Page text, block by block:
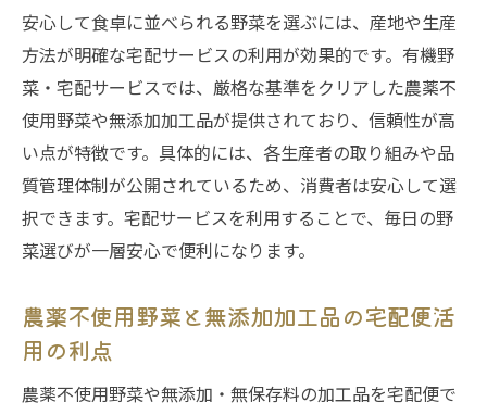
安心して食卓に並べられる野菜を選ぶには、産地や生産
方法が明確な宅配サービスの利用が効果的です。有機野
菜・宅配サービスでは、厳格な基準をクリアした農薬不
使用野菜や無添加加工品が提供されており、信頼性が高
い点が特徴です。具体的には、各生産者の取り組みや品
質管理体制が公開されているため、消費者は安心して選
択できます。宅配サービスを利用することで、毎日の野
菜選びが一層安心で便利になります。
農薬不使用野菜と無添加加工品の宅配便活
用の利点
農薬不使用野菜や無添加・無保存料の加工品を宅配便で